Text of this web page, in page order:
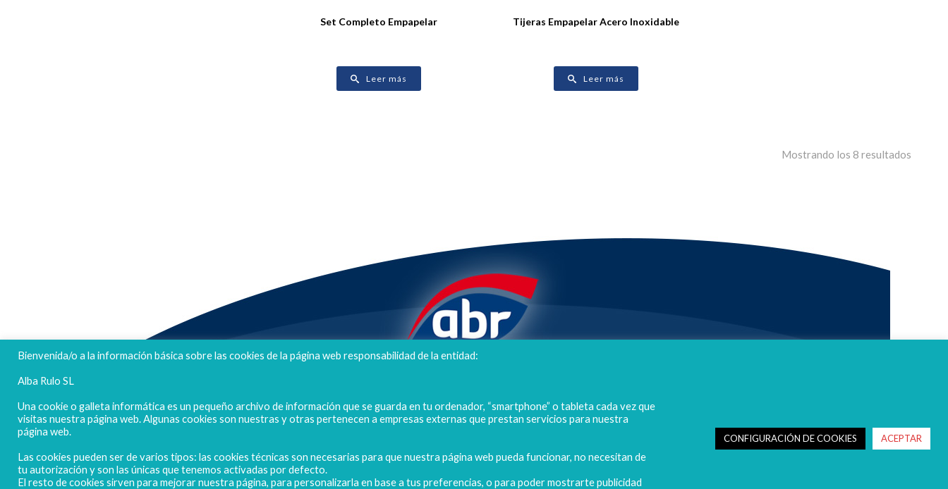
Set Completo Empapelar
Leer más
Tijeras Empapelar Acero Inoxidable
Leer más
Mostrando los 8 resultados
(ALBACETE) Spain
Tel. + 34 967 218 812 - info@abr.com.es
Bienvenida/o a la información básica sobre las cookies de la página web responsabilidad de la entidad:
Alba Rulo SL
Una cookie o galleta informática es un pequeño archivo de información que se guarda en tu ordenador, “smartphone” o tableta cada vez que
visitas nuestra página web. Algunas cookies son nuestras y otras pertenecen a empresas externas que prestan servicios para nuestra
página web.
Las cookies pueden ser de varios tipos: las cookies técnicas son necesarias para que nuestra página web pueda funcionar, no necesitan de
tu autorización y son las únicas que tenemos activadas por defecto.
El resto de cookies sirven para mejorar nuestra página, para personalizarla en base a tus preferencias, o para poder mostrarte publicidad
CONFIGURACIÓN DE COOKIES ACEPTAR